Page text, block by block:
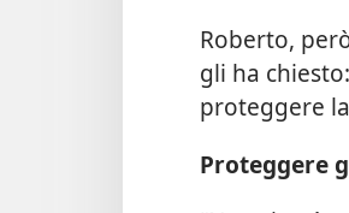
Roberto,
gli ha
proteggere
Proteggere